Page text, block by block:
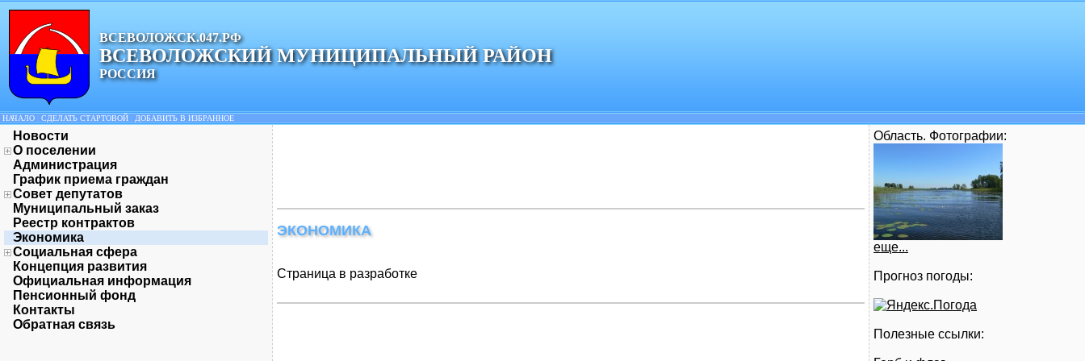
ВСЕВОЛОЖСК.047.РФ
ВСЕВОЛОЖСКИЙ МУНИЦИПАЛЬНЫЙ РАЙОН
РОССИЯ
НАЧАЛО СДЕЛАТЬ СТАРТОВОЙ ДОБАВИТЬ В ИЗБРАННОЕ
Новости
О поселении
Администрация
График приема граждан
Совет депутатов
Муниципальный заказ
Реестр контрактов
Экономика
Социальная сфера
Концепция развития
Официальная информация
Пенсионный фонд
Контакты
Обратная связь
ЭКОНОМИКА
Страница в разработке
Область. Фотографии:
еще...
Прогноз погоды:
Полезные ссылки: